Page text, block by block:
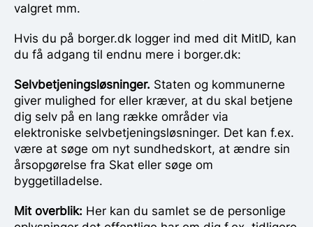
valgret mm.
Hvis du på borger.dk logger ind med dit MitID, kan
du få adgang til endnu mere i borger.dk:
Selvbetjeningsløsninger. Staten og kommunerne
giver mulighed for eller kræver, at du skal betjene
dig selv på en lang række områder via
elektroniske selvbetjeningsløsninger. Det kan f.ex.
være at søge om nyt sundhedskort, at ændre sin
årsopgørelse fra Skat eller søge om
byggetilladelse.
Mit overblik: Her kan du samlet se de personlige